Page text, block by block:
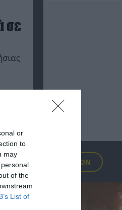
or
to
may
of the
List of
σε
FOCUS ON